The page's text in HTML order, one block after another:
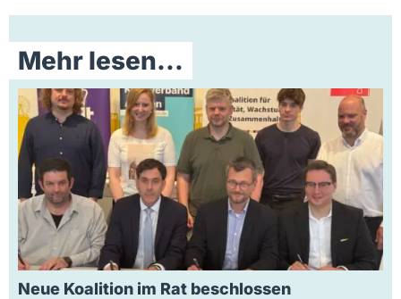
Mehr lesen...
Neue Koalition im Rat beschlossen